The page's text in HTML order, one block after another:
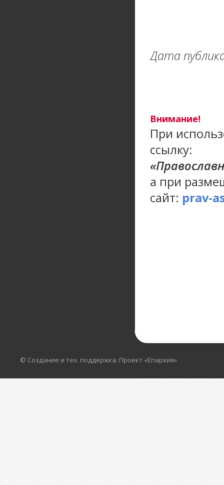
Дата
Внимание!
При
ссылку:
а при
сайт: prav-
© Создание и тех. поддержка: Проект «Епархия»